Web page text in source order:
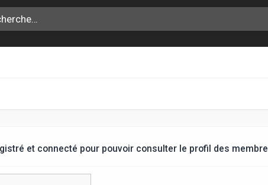
et connecté pour pouvoir consulter le profil des